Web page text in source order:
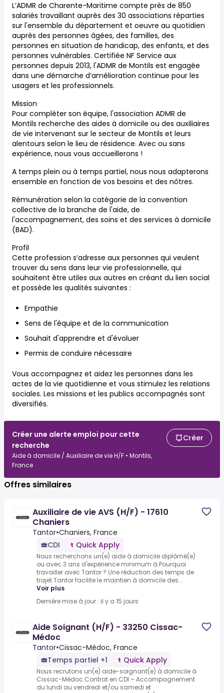
L’ADMR de Charente-Maritime compte près de 850
salariés travaillant auprès des 30 associations réparties
sur l'ensemble du département et oeuvre au quotidien
auprès des personnes âgées, des familles, des
personnes en situation de handicap, des enfants, et des
personnes vulnérables. Certifiée NF Service aux
personnes depuis 2013, l'ADMR de Montils est engagée
dans une démarche d’amélioration continue pour les
usagers et les professionnels.
Mission
Pour compléter son équipe, l'association ADMR de
Montils recherche des aides à domicile ou des auxiliaires
de vie intervenant sur le secteur de Montils et leurs
alentours selon le lieu de résidence. Avec ou sans
expérience, nous vous accueillerons !
A temps plein ou à temps partiel, nous nous adapterons
ensemble en fonction de vos besoins et des nôtres.
Rémunération selon la catégorie de la convention
collective de la branche de l'aide, de
l'accompagnement, des soins et des services à domicile
(BAD).
Profil
Cette profession s’adresse aux personnes qui veulent
trouver du sens dans leur vie professionnelle, qui
souhaitent être utiles aux autres en créant du lien social
et possède les qualités suivantes :
Empathie
Sens de l'équipe et de la communication
Souhait d'apprendre et d'évoluer
Permis de conduire nécessaire
Vous accompagnez et aidez les personnes dans les
actes de la vie quotidienne et vous stimulez les relations
sociales. Les missions et les publics accompagnés sont
diversifiés.
Créer une alerte emploi pour cette
recherche
Aide à domicile / Auxiliaire de vie H/F • Montils,
France
Créer
Offres similaires
Auxiliaire de vie AVS (H/F) - 17610
Chaniers
Tantor•Chaniers, France
CDI
Quick Apply
Nous recherchons un(e) aide à domicile diplômé(e)
ou avec 3 ans d'expérience minimum à.Pourquoi
travailler avec Tantor ?.Une réduction des temps de
trajet.Tantor facilite le maintien à domicile des...
Voir plus
Dernière mise à jour : il y a 15 jours
Aide Soignant (H/F) - 33250 Cissac-
Médoc
Tantor•Cissac-Médoc, France
Temps partiel +1
Quick Apply
Nous recrutons un(e) aide-soignant(e) à domicile à
Cissac-Médoc.Contrat en CDI – Accompagnement
du lundi au vendredi et/ou samedi et